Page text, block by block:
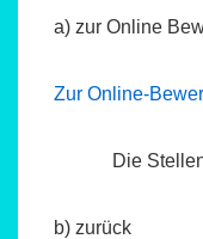
a) zur Online
Zur Online-
Die
b) zurück